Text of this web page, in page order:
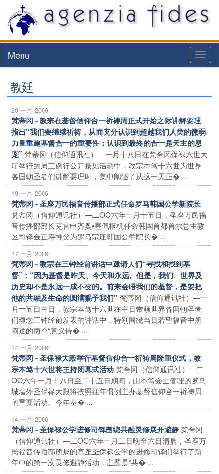
Menu
教廷
20 一月 2006
梵蒂冈 - 教宗在基督信仰合一祈祷周正式开始之际讲解要理
指出“我们要继续祈祷，从而充分认识到超越我们人类的微弱
力量重建基督合一的重要性；认识到最终的合一是天主的恩
宠” 梵蒂冈（信仰通讯社）―一月十八日在梵蒂冈保禄六世大
厅举行的周三例行公开接见活动中，教宗本笃十六世为世界
各国朝圣者们讲解要理时，集中阐述了从这一天正� ...
19 一月 2006
梵蒂冈 - 圣座万民福音传播部正式任命罗马韩国公学新院长
梵蒂冈（信仰通讯社）―二OO六年一月十五日，圣座万民福
音传播部部长克雷申齐奥•塞佩枢机任命韩国首都首尔总主教
区司铎金正寿神父为罗马宗座韩国公学院长� ...
17 一月 2006
梵蒂冈 - 教宗在三钟经前讲话中邀请人们“寻找和找到基
督”：“因为基督是昨天、今天和永远。但是，我们、世界及
历史却不是永远一成不变的。前来会晤我们的基督，是要把
他的共融及生命的圆满赐予我们” 梵蒂冈（信仰通讯社）―一
月十五日主日，教宗本笃十六世在主日带领世界各国朝圣者
们颂念三钟经前发表的讲话中，特别围绕当日若望福音中所
阐述的两个“意义特� ...
14 一月 2006
梵蒂冈 - 圣保禄大殿举行基督信仰合一祈祷周隆重仪式，教
宗本笃十六世将主持闭幕式活动梵蒂冈（信仰通讯社）―二
OO六年一月十八日至二十五日期间，由本笃会士管理的罗马
城墙外圣保禄大殿将按照往年惯例主办基督信仰合一祈祷周
的重要活动。今年基� ...
14 一月 2006
梵蒂冈 - 圣保禄公学进修司铎围绕共融灵修展开避静梵蒂冈
（信仰通讯社）―二OO六年一月二日晚至六日清晨，圣座万
民福音传播部所属的宗座圣保禄公学的进修司铎们举行了新
年中的第一次灵修避静活动，主题是“共� ...